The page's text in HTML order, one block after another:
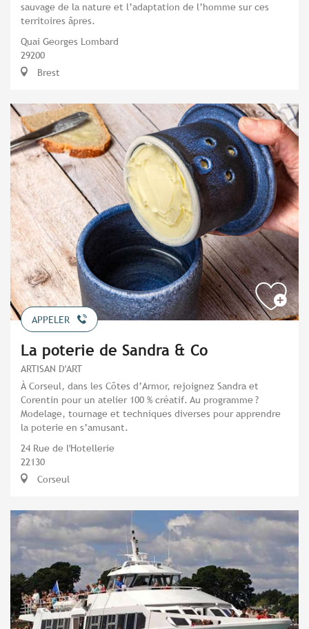
sauvage de la nature et l’adaptation de l’homme sur ces
territoires âpres.
Quai Georges Lombard
29200
Brest
APPELER
La poterie de Sandra & Co
ARTISAN D'ART
À Corseul, dans les Côtes d’Armor, rejoignez Sandra et
Corentin pour un atelier 100 % créatif. Au programme ?
Modelage, tournage et techniques diverses pour apprendre
la poterie en s’amusant.
24 Rue de l'Hotellerie
22130
Corseul